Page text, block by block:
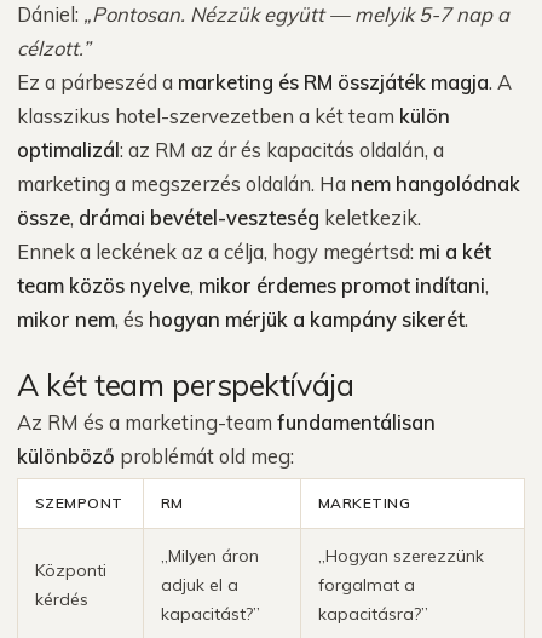
Dániel: „Pontosan. Nézzük együtt — melyik 5-7 nap a
célzott.”
Ez a párbeszéd a marketing és RM összjáték magja. A
klasszikus hotel-szervezetben a két team külön
optimalizál: az RM az ár és kapacitás oldalán, a
marketing a megszerzés oldalán. Ha nem hangolódnak
össze, drámai bevétel-veszteség keletkezik.
Ennek a leckének az a célja, hogy megértsd: mi a két
team közös nyelve, mikor érdemes promot indítani,
mikor nem, és hogyan mérjük a kampány sikerét.
A két team perspektívája
Az RM és a marketing-team fundamentálisan
különböző problémát old meg:
SZEMPONT RM MARKETING
Központi
kérdés
„Milyen áron
adjuk el a
kapacitást?”
„Hogyan szerezzünk
forgalmat a
kapacitásra?”